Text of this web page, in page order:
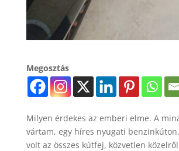
Megosztás
Milyen érdekes az emberi elme. A
vártam, egy híres nyugati
volt az összes kútfej, közvetlen